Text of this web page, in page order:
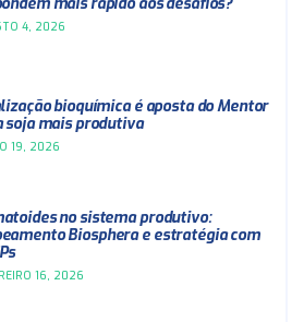
mais rápido aos desafios?
4, 2026
bioquímica é aposta do Mentor
soja mais produtiva
19, 2026
no sistema produtivo:
Biosphera e estratégia com
16, 2026